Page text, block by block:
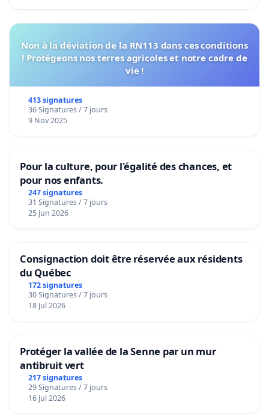
Non à la déviation de la RN113 dans ces conditions
! Protégeons nos terres agricoles et notre cadre de
vie !
413 signatures
36 Signatures / 7 jours
9 Nov 2025
Pour la culture, pour l'égalité des chances, et
pour nos enfants.
247 signatures
31 Signatures / 7 jours
25 Jun 2026
Consignaction doit être réservée aux résidents
du Québec
172 signatures
30 Signatures / 7 jours
18 Jul 2026
Protéger la vallée de la Senne par un mur
antibruit vert
217 signatures
29 Signatures / 7 jours
16 Jul 2026